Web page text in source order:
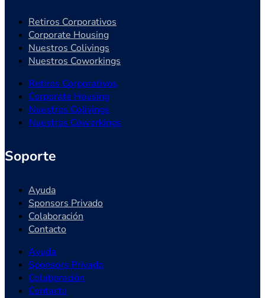
Retiros Corporativos
Corporate Housing
Nuestros Colivings
Nuestros Coworkings
Retiros Corporativos
Corporate Housing
Nuestros Colivings
Nuestros Coworkings
Soporte
Ayuda
Sponsors Privado
Colaboración
Contacto
Ayuda
Sponsors Privado
Colaboración
Contacto